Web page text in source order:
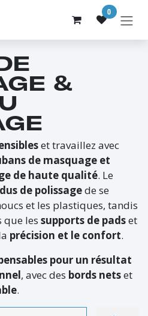
0
&
et travaillez avec
de masquage et
de haute qualité. Le
de polissagede se
et les plastiques, tandis
que les supports de padset
précision et le confort.
pour un résultat
, avec des bords netset
.